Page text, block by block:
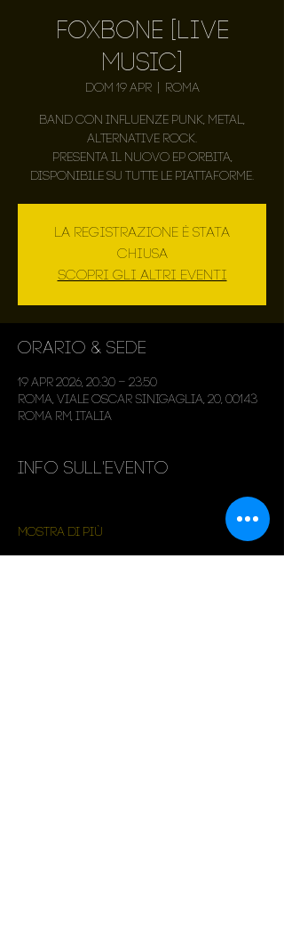
Foxbone [LIVE
MUSIC]
dom 19 apr
  |
Roma
Band con influenze punk, metal,
alternative rock.
Presenta il nuovo ep ORBITA,
disponibile su tutte le piattaforme.
La registrazione è stata
chiusa
Scopri gli altri eventi
Orario & Sede
19 apr 2026, 20:30 – 23:50
Roma, Viale Oscar Sinigaglia, 20, 00143
Roma RM, Italia
Info sull'evento
Mostra di più